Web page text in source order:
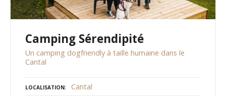
Camping Sérendipité
Un camping dogfriendly à taille humaine dans le
Cantal
LOCALISATION Cantal